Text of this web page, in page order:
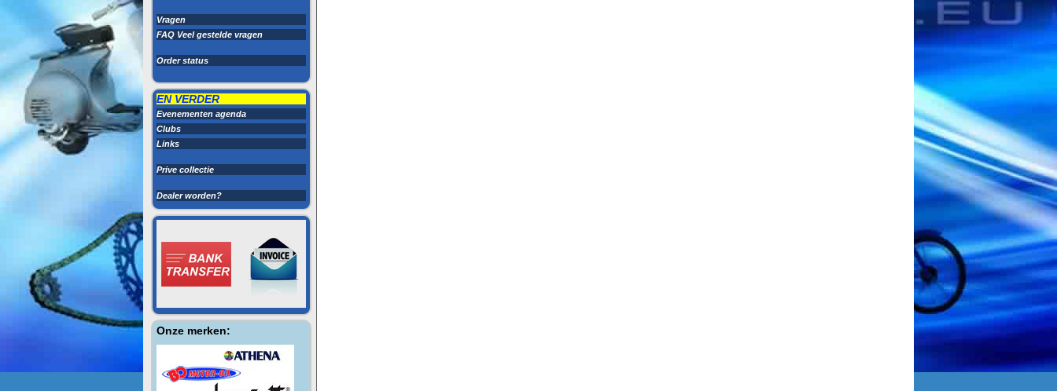
Vragen
FAQ Veel gestelde vragen
Order status
EN VERDER
Evenementen agenda
Clubs
Links
Prive collectie
Dealer worden?
Onze merken: